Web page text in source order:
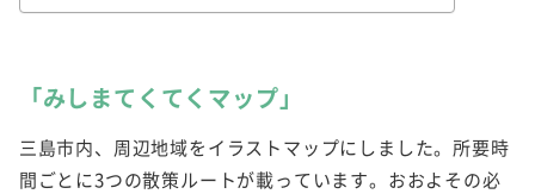
「みしまてくてくマップ」
三島市内、周辺地域をイラストマップにしました。所要時
間ごとに3つの散策ルートが載っています。おおよその必